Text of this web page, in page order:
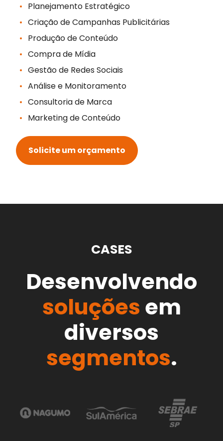
Planejamento Estratégico
Criação de Campanhas Publicitárias
Produção de Conteúdo
Compra de Mídia
Gestão de Redes Sociais
Análise e Monitoramento
Consultoria de Marca
Marketing de Conteúdo
Solicite um orçamento
CASES
Desenvolvendo
soluções em
diversos
segmentos.